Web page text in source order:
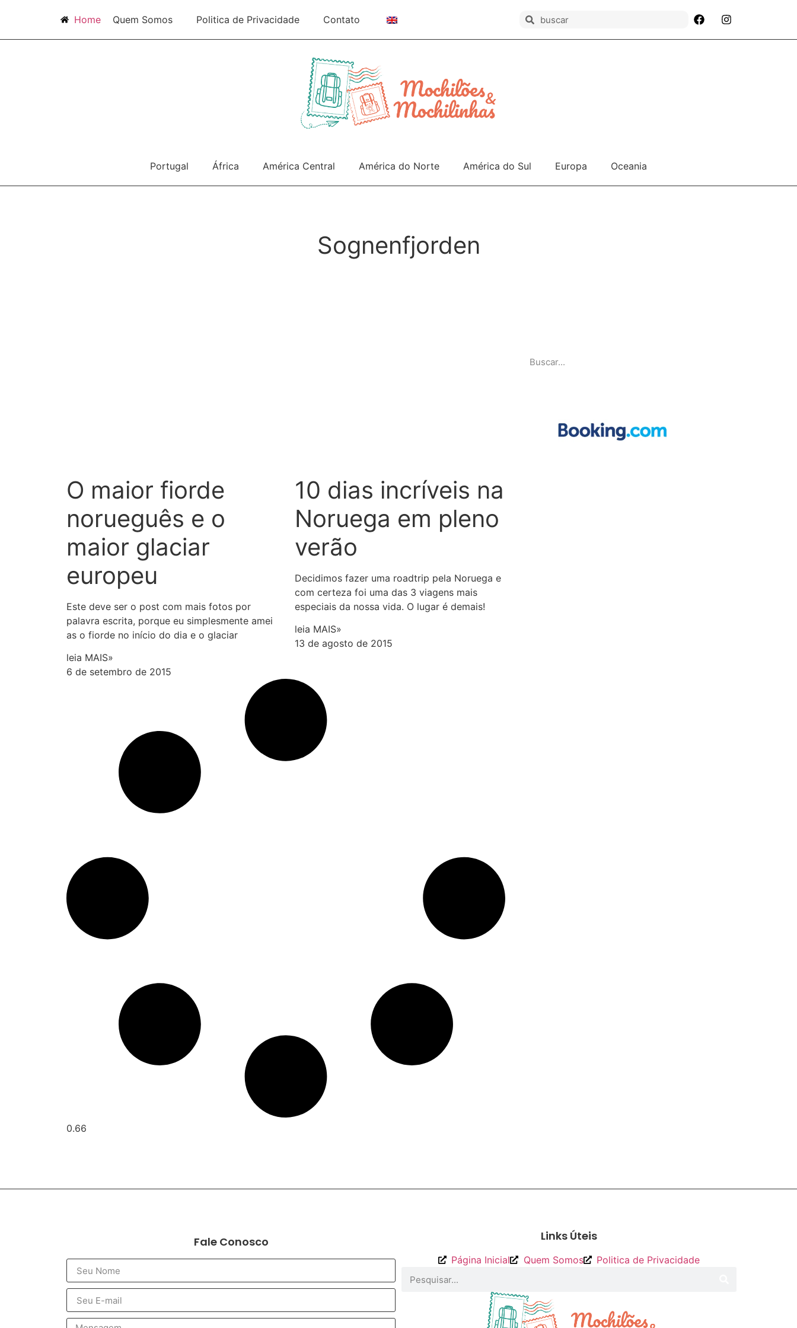
Home Quem Somos Politica de Privacidade Contato
Portugal África América Central América do Norte América do Sul Europa Oceania
Sognenfjorden
O maior fiorde
norueguês e o
maior glaciar
europeu
Este deve ser o post com mais fotos por
palavra escrita, porque eu simplesmente amei
as o fiorde no início do dia e o glaciar
leia MAIS»
6 de setembro de 2015
10 dias incríveis na
Noruega em pleno
verão
Decidimos fazer uma roadtrip pela Noruega e
com certeza foi uma das 3 viagens mais
especiais da nossa vida. O lugar é demais!
leia MAIS»
13 de agosto de 2015
Fale Conosco Links Úteis
Página Inicial Quem Somos Politica de Privacidade